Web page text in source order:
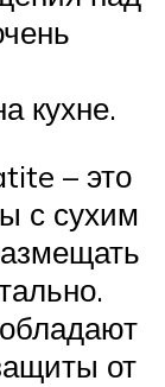
кухне.
– это
с сухим
от